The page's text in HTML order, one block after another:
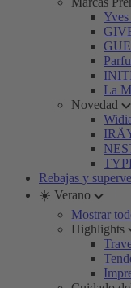
La
Novedad
Rebajas y
☀️ Verano
Mostrar
Highlights